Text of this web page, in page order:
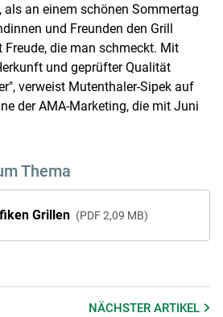
als an einem schönen Sommertag
und Freunden den Grill
die man schmeckt. Mit
und geprüfter Qualität
verweist Mutenthaler-Sipek auf
der AMA-Marketing, die mit Juni
Thema
Grillen PDF 2,09 MB
NÄCHSTERARTIKEL